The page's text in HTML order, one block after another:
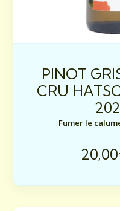
PINOT
CRU
Fumer le
20,00